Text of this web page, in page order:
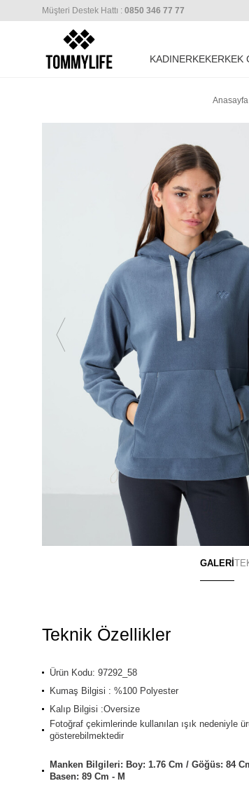
Müşteri Destek Hattı : 0850 346 77 77
KADINERKEKERKEK
Anasayfa
GALERİ
Teknik Özellikler
Ürün Kodu: 97292_58
Kumaş Bilgisi : %100 Polyester
Kalıp Bilgisi :Oversize
Fotoğraf çekimlerinde kullanılan ışık nedeniyle
gösterebilmektedir
Manken Bilgileri: Boy: 1.76 Cm / Göğüs: 84
Basen: 89 Cm - M